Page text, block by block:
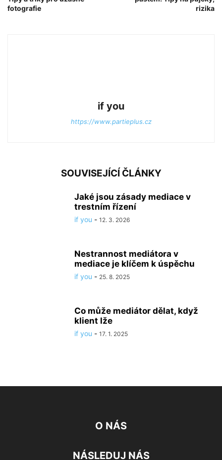
fotografie
rizika
if you
https://www.partieplus.cz
SOUVISEJÍCÍ ČLÁNKY
Jaké jsou zásady mediace v
trestním řízení
if you - 12. 3. 2026
Nestrannost mediátora v
mediace je klíčem k úspěchu
if you - 25. 8. 2025
Co může mediátor dělat, když
klient lže
if you - 17. 1. 2025
O NÁS
NÁSLEDUJ NÁS